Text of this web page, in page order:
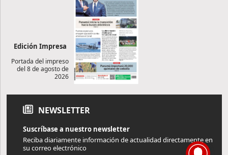
Edición Impresa
Portada del impreso
del 8 de agosto de
2026
NEWSLETTER
Suscríbase a nuestro newsletter
Reciba diariamente información de actualidad directamente en
su correo electrónico